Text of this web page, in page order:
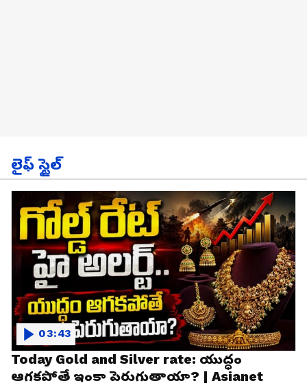
లైఫ్ స్టైల్
Today Gold and Silver rate: యుద్ధం
ఆగకపోతే ఇంకా పెరుగుతాయా? | Asianet
03:43